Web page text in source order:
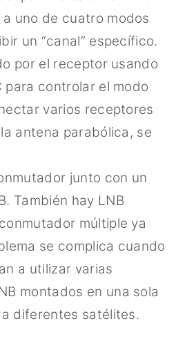
uno de cuatro modos
un “canal” específico.
por el receptor usando
para controlar el modo
varios receptores
antena parabólica, se
junto con un
También hay LNB
múltiple ya
se complica cuando
a utilizar varias
montados en una sola
diferentes satélites.